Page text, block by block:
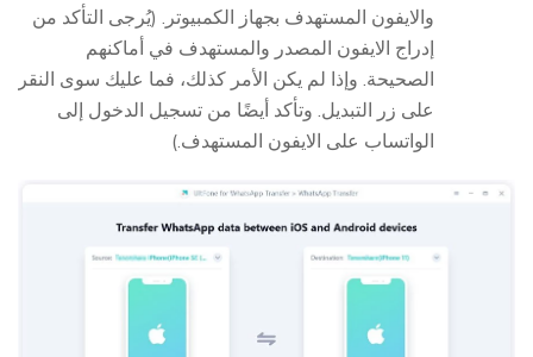
والايفون المستهدف بجهاز الكمبيوتر. (يُرجى التأكد من
إدراج الايفون المصدر والمستهدف في أماكنهم
الصحيحة. وإذا لم يكن الأمر كذلك، فما عليك سوى النقر
على زر التبديل. وتأكد أيضًا من تسجيل الدخول إلى
الواتساب على الايفون المستهدف.)